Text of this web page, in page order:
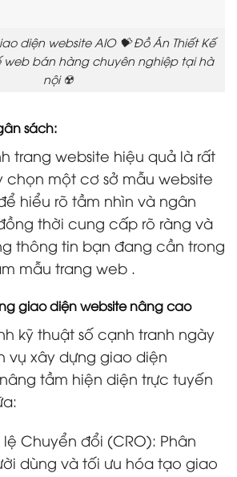
diện website AIO 💝 Đồ Án Thiết Kế
web bán hàng chuyên nghiệp tại hà
nội ☢️
sách:
trang website hiệu quả là rất
chọn một cơ sở mẫu website
hiểu rõ tầm nhìn và ngân
thời cung cấp rõ ràng và
thông tin bạn đang cần trong
mẫu trang web .
giao diện website nâng cao
kỹ thuật số cạnh tranh ngày
vụ xây dựng giao diện
tầm hiện diện trực tuyến
lệ Chuyển đổi (CRO): Phân
dùng và tối ưu hóa tạo giao